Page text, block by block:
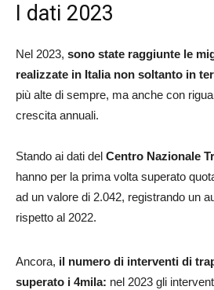
I dati 2023
Nel 2023, sono state raggiunte le
realizzate in Italia non soltanto in
più alte di sempre, ma anche con
crescita annuali.
Stando ai dati del Centro Nazionale
hanno per la prima volta superato
ad un valore di 2.042, registrando un
rispetto al 2022.
Ancora, il numero di interventi di
superato i 4mila: nel 2023 gli